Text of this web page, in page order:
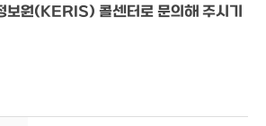
보원(KERIS) 콜센터로 문의해 주시기